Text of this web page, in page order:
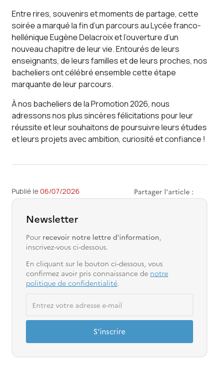
Entre rires, souvenirs et moments de partage, cette
soirée a marqué la fin d’un parcours au Lycée franco-
hellénique Eugène Delacroix et l’ouverture d’un
nouveau chapitre de leur vie. Entourés de leurs
enseignants, de leurs familles et de leurs proches, nos
bacheliers ont célébré ensemble cette étape
marquante de leur parcours.
À nos bacheliers de la Promotion 2026, nous
adressons nos plus sincères félicitations pour leur
réussite et leur souhaitons de poursuivre leurs études
et leurs projets avec ambition, curiosité et confiance !
Publié le 06/07/2026 Partager l'article :
Newsletter
Pour recevoir notre lettre d'information
inscrivez-vous ci-dessous.
En cliquant sur le bouton ci-dessous, vous
confirmez avoir pris connaissance de notre
politique de confidentialité.
S'inscrire